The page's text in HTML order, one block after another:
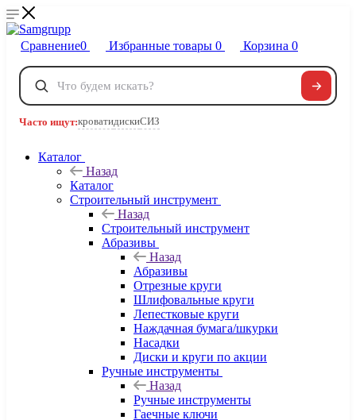
Сравнение0 Избранные товары 0 Корзина 0
Телефоны
8 800 222-40-09
Часто ищут:кроватидискиСИЗ
Каталог
Назад
Каталог
Строительный инструмент
Назад
Строительный инструмент
Абразивы
Назад
Абразивы
Отрезные круги
Шлифовальные круги
Лепестковые круги
Наждачная бумага/шкурки
Насадки
Диски и круги по акции
Ручные инструменты
Назад
Ручные инструменты
Гаечные ключи